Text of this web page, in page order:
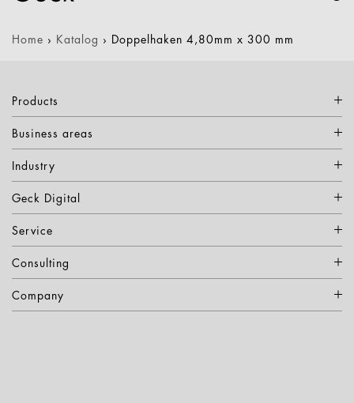
Home › Katalog › Doppelhaken 4,80mm x 300 mm
Products
Business areas
Industry
Geck Digital
Service
Consulting
Company